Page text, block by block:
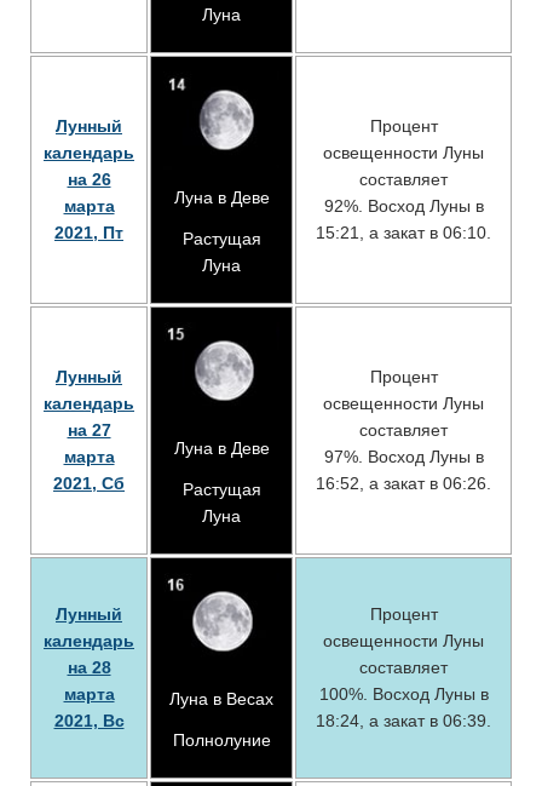
Луна
Лунный
календарь
на 26
марта
2021, Пт
Луна в Деве
Растущая
Луна
Процент
освещенности Луны
составляет
92%. Восход Луны в
15:21, а закат в 06:10.
Лунный
календарь
на 27
марта
2021, Сб
Луна в Деве
Растущая
Луна
Процент
освещенности Луны
составляет
97%. Восход Луны в
16:52, а закат в 06:26.
Лунный
календарь
на 28
марта
2021, Вс
Луна в Весах
Полнолуние
Процент
освещенности Луны
составляет
100%. Восход Луны в
18:24, а закат в 06:39.